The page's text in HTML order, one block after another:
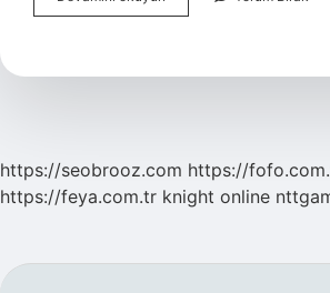
Ballon
Hak
https://seobrooz.com https://
https://feya.com.tr knight online